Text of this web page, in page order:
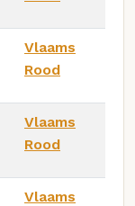
Vlaams
Rood
Vlaams
Rood
Vlaams